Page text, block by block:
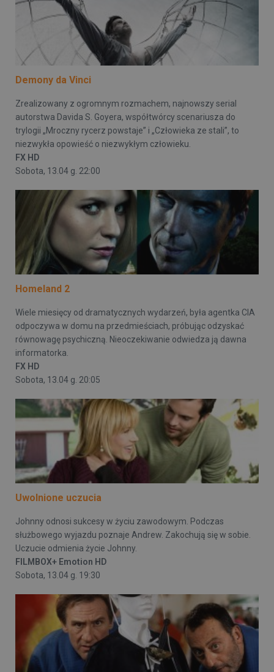
Demony da Vinci
Zrealizowany z ogromnym rozmachem, najnowszy serial
autorstwa Davida S. Goyera, współtwórcy scenariusza do
trylogii „Mroczny rycerz powstaje” i „Człowieka ze stali”, to
niezwykła opowieść o niezwykłym człowieku.
FX HD
Sobota, 13.04 g. 22:00
Homeland 2
Wiele miesięcy od dramatycznych wydarzeń, była agentka CIA
odpoczywa w domu na przedmieściach, próbując odzyskać
równowagę psychiczną. Nieoczekiwanie odwiedza ją dawna
informatorka.
FX HD
Sobota, 13.04 g. 20:05
Uwolnione uczucia
Johnny odnosi sukcesy w życiu zawodowym. Podczas
służbowego wyjazdu poznaje Andrew. Zakochują się w sobie.
Uczucie odmienia życie Johnny.
FILMBOX+ Emotion HD
Sobota, 13.04 g. 19:30